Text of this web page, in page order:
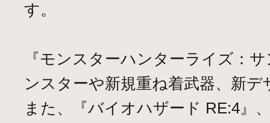
す。
『モンスターハンターライズ：
ンスターや新規重ね着武器、新
また、『バイオハザード RE:4』